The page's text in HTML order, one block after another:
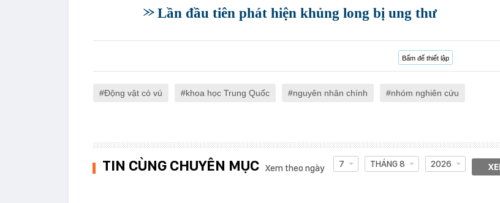
Lần đầu tiên phát hiện khủng long bị ung thư
Bấm để thiết lập
Động vật có vú khoa học Trung Quốc nguyên nhân chính nhóm nghiên cứu
TIN CÙNG CHUYÊN MỤC Xem theo ngày 7 THÁNG 8 2026